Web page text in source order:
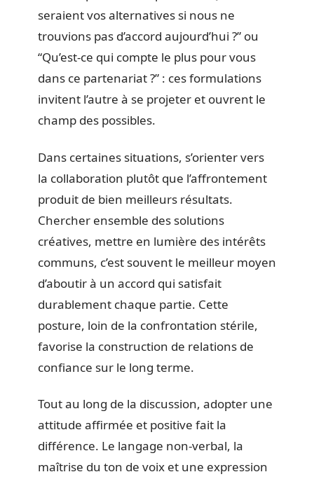
seraient vos alternatives si nous ne
trouvions pas d’accord aujourd’hui ?” ou
“Qu’est-ce qui compte le plus pour vous
dans ce partenariat ?” : ces formulations
invitent l’autre à se projeter et ouvrent le
champ des possibles.
Dans certaines situations, s’orienter vers
la collaboration plutôt que l’affrontement
produit de bien meilleurs résultats.
Chercher ensemble des solutions
créatives, mettre en lumière des intérêts
communs, c’est souvent le meilleur moyen
d’aboutir à un accord qui satisfait
durablement chaque partie. Cette
posture, loin de la confrontation stérile,
favorise la construction de relations de
confiance sur le long terme.
Tout au long de la discussion, adopter une
attitude affirmée et positive fait la
différence. Le langage non-verbal, la
maîtrise du ton de voix et une expression